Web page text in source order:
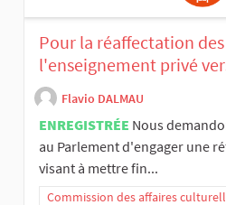
Pour la réaffectation
l'enseignement privé
Flavio DALMAU
ENREGISTRÉE Nous
au Parlement d'engager une
visant à mettre fin...
Commission des affaires